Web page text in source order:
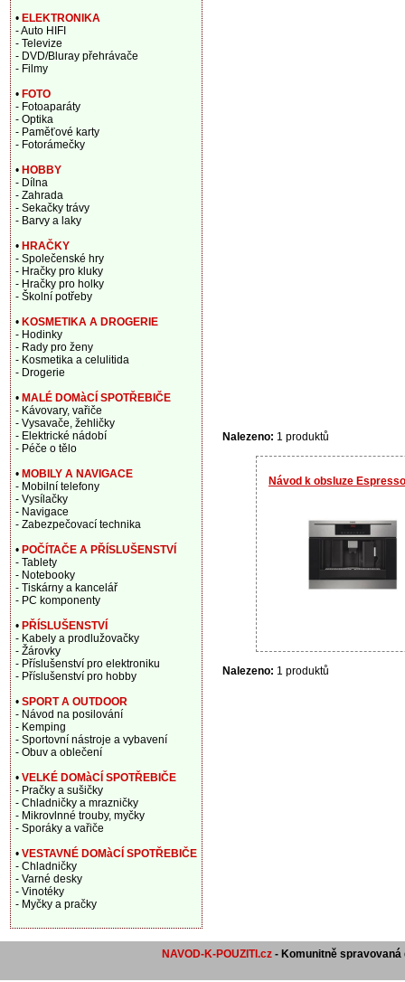
Nalezeno: 1 produktů
Návod k obsluze
Nalezeno: 1 produktů
• ELEKTRONIKA
- Auto HIFI
- Televize
- DVD/Bluray přehrávače
- Filmy
• FOTO
- Fotoaparáty
- Optika
- Paměťové karty
- Fotorámečky
• HOBBY
- Dílna
- Zahrada
- Sekačky trávy
- Barvy a laky
• HRAČKY
- Společenské hry
- Hračky pro kluky
- Hračky pro holky
- Školní potřeby
• KOSMETIKA A DROGERIE
- Hodinky
- Rady pro ženy
- Kosmetika a celulitida
- Drogerie
• MALÉ DOMàCÍ SPOTŘEBIČE
- Kávovary, vařiče
- Vysavače, žehličky
- Elektrické nádobí
- Péče o tělo
• MOBILY A NAVIGACE
- Mobilní telefony
- Vysílačky
- Navigace
- Zabezpečovací technika
• POČÍTAČE A PŘÍSLUŠENSTVÍ
- Tablety
- Notebooky
- Tiskárny a kancelář
- PC komponenty
• PŘÍSLUŠENSTVÍ
- Kabely a prodlužovačky
- Žárovky
- Příslušenství pro elektroniku
- Příslušenství pro hobby
• SPORT A OUTDOOR
- Návod na posilování
- Kemping
- Sportovní nástroje a vybavení
- Obuv a oblečení
• VELKÉ DOMàCÍ SPOTŘEBIČE
- Pračky a sušičky
- Chladničky a mrazničky
- Mikrovlnné trouby, myčky
- Sporáky a vařiče
• VESTAVNÉ DOMàCÍ SPOTŘEBIČE
- Chladničky
- Varné desky
- Vinotéky
- Myčky a pračky
NAVOD-K-POUZITI.cz - Komunitně